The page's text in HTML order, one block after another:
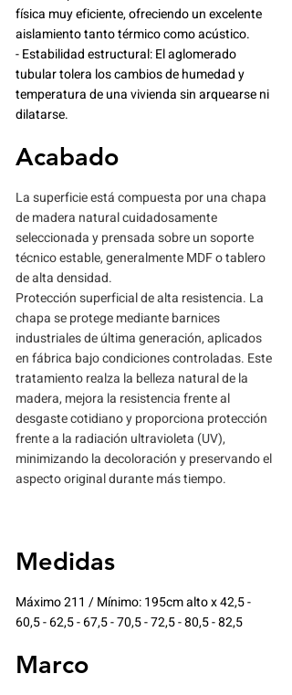
física muy eficiente, ofreciendo un excelente
aislamiento tanto térmico como acústico.
- Estabilidad estructural: El aglomerado
tubular tolera los cambios de humedad y
temperatura de una vivienda sin arquearse ni
dilatarse.
Acabado
La superficie está compuesta por una chapa
de madera natural cuidadosamente
seleccionada y prensada sobre un soporte
técnico estable, generalmente MDF o tablero
de alta densidad.
Protección superficial de alta resistencia. La
chapa se protege mediante barnices
industriales de última generación, aplicados
en fábrica bajo condiciones controladas. Este
tratamiento realza la belleza natural de la
madera, mejora la resistencia frente al
desgaste cotidiano y proporciona protección
frente a la radiación ultravioleta (UV),
minimizando la decoloración y preservando el
aspecto original durante más tiempo.
Medidas
Máximo 211 / Mínimo: 195cm alto x 42,5 -
60,5 - 62,5 - 67,5 - 70,5 - 72,5 - 80,5 - 82,5
Marco